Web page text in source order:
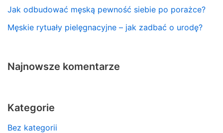
Jak odbudować męską pewność siebie po porażce?
Męskie rytuały pielęgnacyjne – jak zadbać o urodę?
Najnowsze komentarze
Kategorie
Bez kategorii